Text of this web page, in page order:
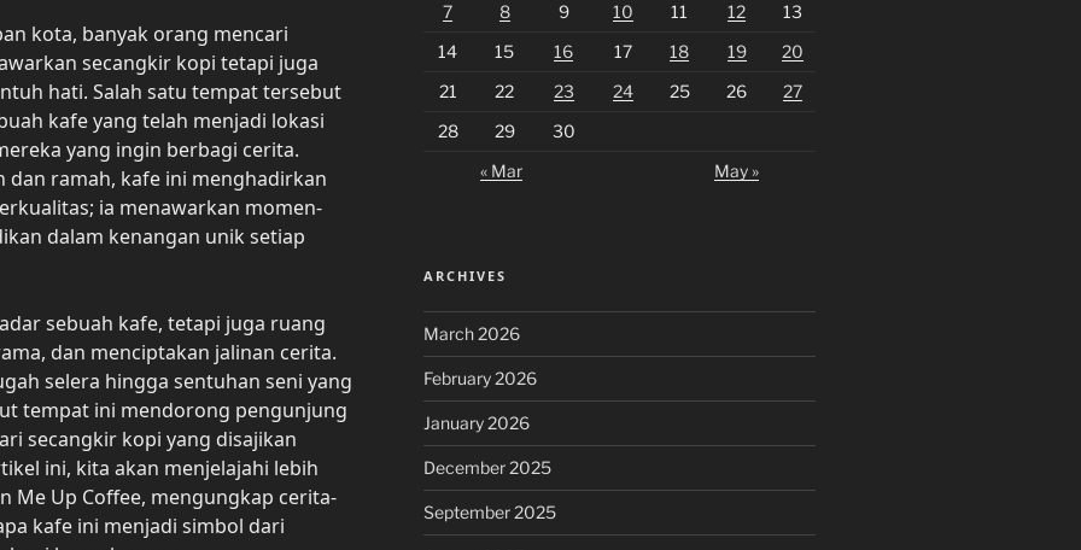
kota, banyak orang mencari
secangkir kopi tetapi juga
hati. Salah satu tempat tersebut
kafe yang telah menjadi lokasi
yang ingin berbagi cerita.
dan ramah, kafe ini menghadirkan
ia menawarkan momen-
dalam kenangan unik setiap
sebuah kafe, tetapi juga ruang
dan menciptakan jalinan cerita.
selera hingga sentuhan seni yang
tempat ini mendorong pengunjung
secangkir kopi yang disajikan
ini, kita akan menjelajahi lebih
Me Up Coffee, mengungkap cerita-
kafe ini menjadi simbol dari
7
8 9 10 11 12
13
14
15 16 17 18 19
20
21
22 23 24 25 26
27
28
29
30
« Mar
May »
ARCHIVES
March 2026
February 2026
January 2026
December 2025
September 2025